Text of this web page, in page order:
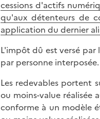
cessions d'actifs
qu'aux détenteurs de
application du dernier
L'impôt dû est versé par
par personne interposée.
Les redevables portent
ou moins-value réalisée
conforme à un modèle